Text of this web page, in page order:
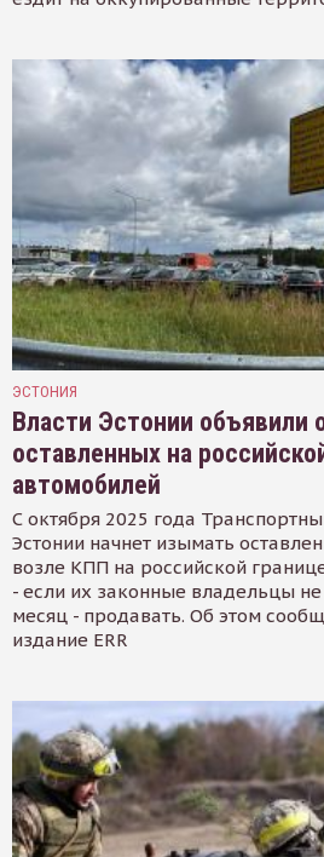
ЭСТОНИЯ
Власти Эстонии объявили
оставленных на
автомобилей
С октября 2025 года
Эстонии начнет изымать
возле КПП на российской
- если их законные владельцы не
месяц - продавать. Об этом
издание ERR